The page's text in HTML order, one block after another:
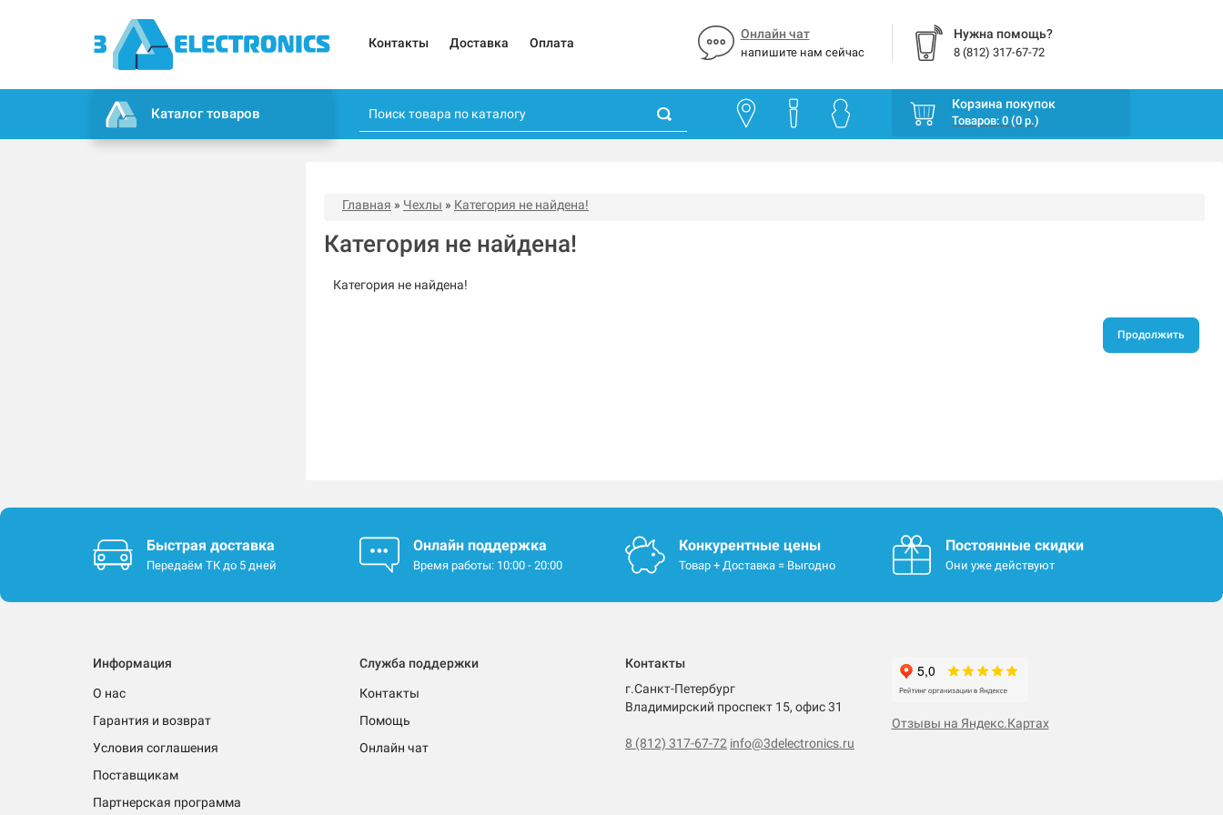
Контакты Доставка Оплата
Онлайн чат
напишите нам сейчас
Нужна помощь?
8 (812) 317-67-72
Каталог товаров
Корзина покупок
Товаров: 0 (0 р.)
Главная » Чехлы » Категория не найдена!
Категория не найдена!
Категория не найдена!
Продолжить
Быстрая доставка
Передаём ТК до 5 дней
Онлайн поддержка
Время работы: 10:00 - 20:00
Конкурентные цены
Товар + Доставка = Выгодно
Постоянные скидки
Они уже действуют
Информация
О нас
Гарантия и возврат
Условия соглашения
Поставщикам
Партнерская программа
Служба поддержки
Контакты
Помощь
Онлайн чат
Контакты
г.Санкт-Петербург
Владимирский проспект 15, офис 31
8 (812) 317-67-72 info@3delectronics.ru
Отзывы на Яндекс.Картах